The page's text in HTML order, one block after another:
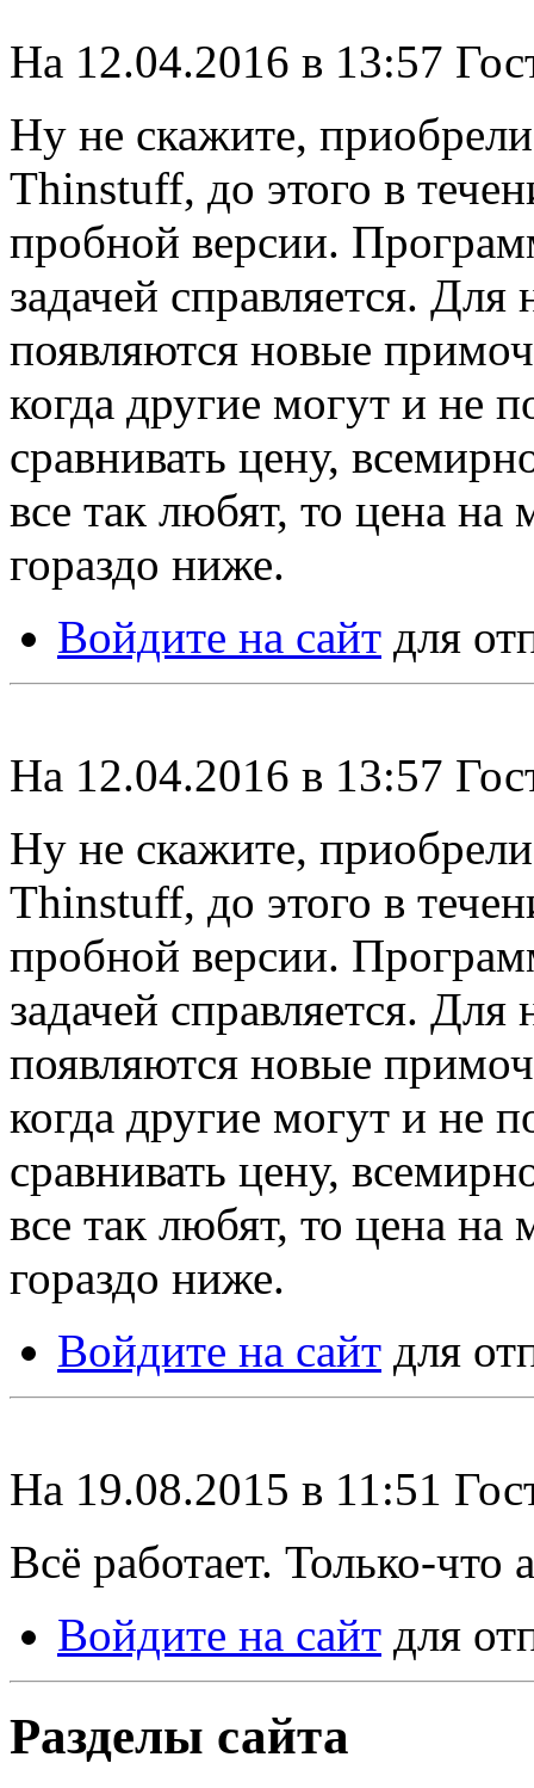
На 12.04.2016 в 13:57
Ну не скажите,
Thinstuff, до этого в
пробной версии.
задачей справляется.
появляются новые
когда другие могут и не
сравнивать цену,
все так любят, то цена
гораздо ниже.
Войдите на сайт для
На 12.04.2016 в 13:57
Ну не скажите,
Thinstuff, до этого в
пробной версии.
задачей справляется.
появляются новые
когда другие могут и не
сравнивать цену,
все так любят, то цена
гораздо ниже.
Войдите на сайт для
На 19.08.2015 в 11:51
Всё работает. Только-что
Войдите на сайт для
Разделы сайта